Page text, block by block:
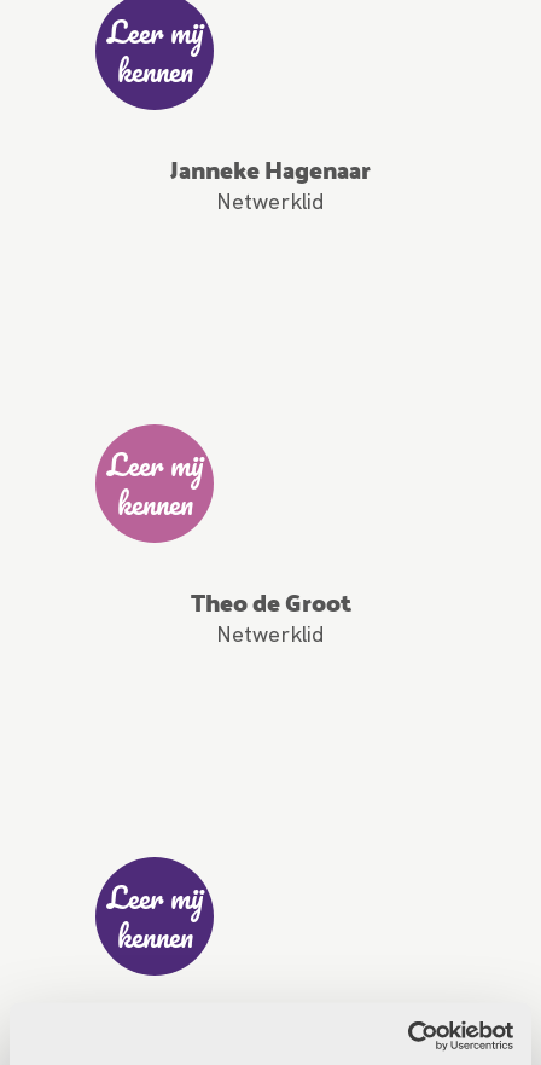
Leer mij
kennen
Janneke Hagenaar
Netwerklid
Leer mij
kennen
Theo de Groot
Netwerklid
Leer mij
kennen